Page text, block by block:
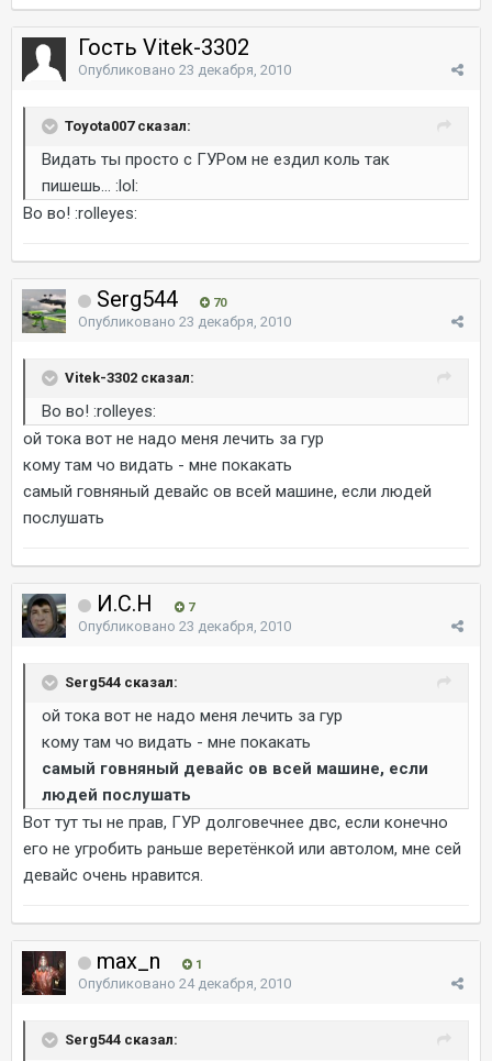
Гость Vitek-3302
Опубликовано 23 декабря, 2010
Toyota007 сказал:
Видать ты просто с ГУРом не ездил коль так
пишешь... :lol:
Во во! :rolleyes:
Serg544 70
Опубликовано 23 декабря, 2010
Vitek-3302 сказал:
Во во! :rolleyes:
ой тока вот не надо меня лечить за гур
кому там чо видать - мне покакать
самый говняный девайс ов всей машине, если людей
послушать
И.С.Н 7
Опубликовано 23 декабря, 2010
Serg544 сказал:
ой тока вот не надо меня лечить за гур
кому там чо видать - мне покакать
самый говняный девайс ов всей машине, если
людей послушать
Вот тут ты не прав, ГУР долговечнее двс, если конечно
его не угробить раньше веретёнкой или автолом, мне сей
девайс очень нравится.
max_n 1
Опубликовано 24 декабря, 2010
Serg544 сказал: